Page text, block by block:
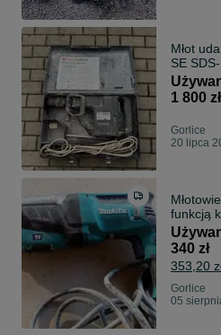
Młot udarowy Würth
SE
1 800 zł
Gorlice
20 lipca
funkcją
340 zł
353,20
Gorlice
05